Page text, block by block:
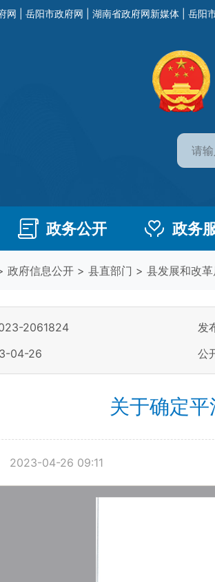
网 岳阳市政府网 湖南省政府网新媒体 岳阳
政务公开 政务
政府信息公开 > 县直部门 > 县发展和改革
2061824 发
04-26
公
关于确定
2023-04-26 09:11